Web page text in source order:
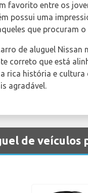
favorito entre os
possui uma
que procuram
de aluguel
correto que está
rica história e
agradável.
de